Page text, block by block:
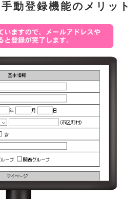
動登録機能のメリット